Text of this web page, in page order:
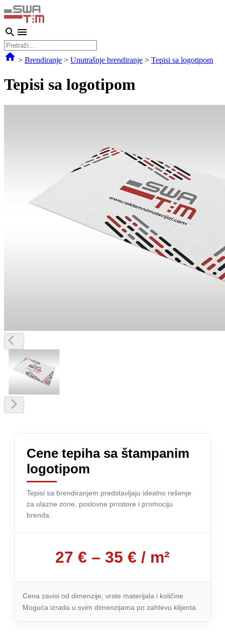
> Brendiranje > Unutrašnje brendiranje > Tepisi sa logotipom
Tepisi sa logotipom
Cene tepiha sa štampanim
logotipom
Tepisi sa brendiranjem predstavljaju idealno rešenje
za ulazne zone, poslovne prostore i promociju
brenda.
27 € – 35 € / m²
Cena zavisi od dimenzije, vrste materijala i količine.
Moguća izrada u svim dimenzijama po zahtevu klijenta.